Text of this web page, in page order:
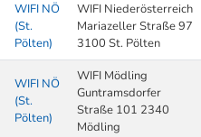
WIFI NÖ
(St.
Pölten)
WIFI Niederösterreich
Mariazeller Straße 97
3100 St. Pölten
WIFI NÖ
(St.
Pölten)
WIFI Mödling
Guntramsdorfer
Straße 101 2340
Mödling